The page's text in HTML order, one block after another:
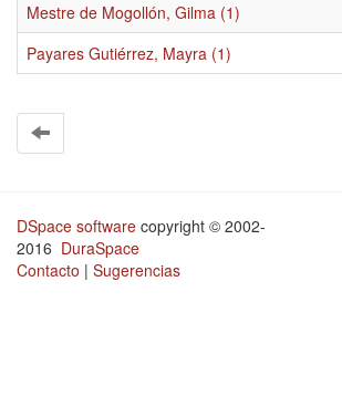
Mestre de Mogollón, Gilma (1)
Payares Gutiérrez, Mayra (1)
DSpace software copyright © 2002-
2016 DuraSpace
Contacto | Sugerencias